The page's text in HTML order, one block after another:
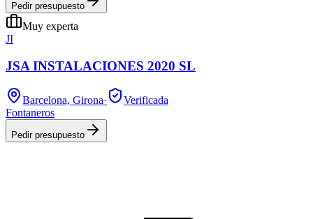
Pedir presupuesto
Muy experta
JI
JSA INSTALACIONES 2020 SL
Barcelona, Girona·
Verificada
Fontaneros
Pedir presupuesto